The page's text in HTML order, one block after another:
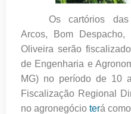
Os cartórios
Arcos, Bom
Oliveira serão
de Engenharia e
MG) no período de 10 a
Fiscalização Regional
no agronegócio terá